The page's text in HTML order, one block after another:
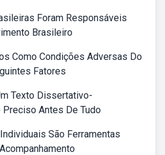
Foram Responsáveis
Brasileiro
Como Condições Adversas Do
Fatores
Texto Dissertativo-
Preciso Antes De Tudo
São Ferramentas